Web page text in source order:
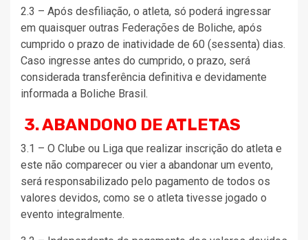
2.3 – Após desfiliação, o atleta, só poderá ingressar
em quaisquer outras Federações de Boliche, após
cumprido o prazo de inatividade de 60 (sessenta) dias.
Caso ingresse antes do cumprido, o prazo, será
considerada transferência definitiva e devidamente
informada a Boliche Brasil.
3. ABANDONO DE ATLETAS
3.1 – O Clube ou Liga que realizar inscrição do atleta e
este não comparecer ou vier a abandonar um evento,
será responsabilizado pelo pagamento de todos os
valores devidos, como se o atleta tivesse jogado o
evento integralmente.